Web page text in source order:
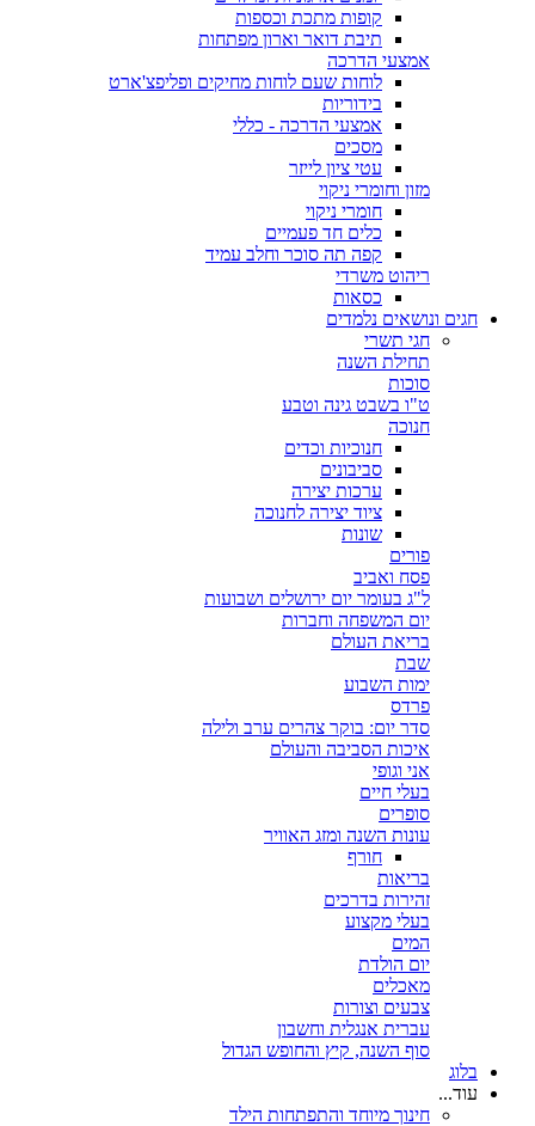
קופות מתכת וכספות
תיבת דואר וארון מפתחות
אמצעי הדרכה
לוחות שעם לוחות מחיקים ופליפצ'ארט
בידוריות
אמצעי הדרכה - כללי
מסכים
עטי ציון לייזר
מזון וחומרי ניקוי
חומרי ניקוי
כלים חד פעמיים
קפה תה סוכר וחלב עמיד
ריהוט משרדי
כסאות
חגים ונושאים נלמדים
חגי תשרי
תחילת השנה
סוכות
ט"ו בשבט גינה וטבע
חנוכה
חנוכיות וכדים
סביבונים
ערכות יצירה
ציוד יצירה לחנוכה
שונות
פורים
פסח ואביב
ל"ג בעומר יום ירושלים ושבועות
יום המשפחה וחברות
בריאת העולם
שבת
ימות השבוע
פרדס
סדר יום: בוקר צהרים ערב ולילה
איכות הסביבה והעולם
אני וגופי
בעלי חיים
סופרים
עונות השנה ומזג האוויר
חורף
בריאות
זהירות בדרכים
בעלי מקצוע
המים
יום הולדת
מאכלים
צבעים וצורות
עברית אנגלית וחשבון
סוף השנה, קיץ והחופש הגדול
בלוג
עוד...
חינוך מיוחד והתפתחות הילד